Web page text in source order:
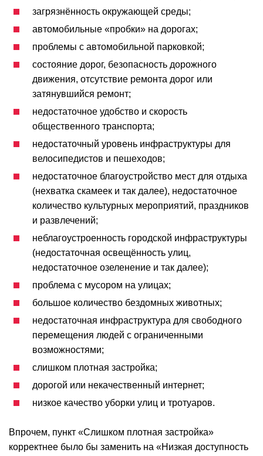
загрязнённость окружающей среды;
автомобильные «пробки» на дорогах;
проблемы с автомобильной парковкой;
состояние дорог, безопасность дорожного
движения, отсутствие ремонта дорог или
затянувшийся ремонт;
недостаточное удобство и скорость
общественного транспорта;
недостаточный уровень инфраструктуры для
велосипедистов и пешеходов;
недостаточное благоустройство мест для отдыха
(нехватка скамеек и так далее), недостаточное
количество культурных мероприятий, праздников
и развлечений;
неблагоустроенность городской инфраструктуры
(недостаточная освещённость улиц,
недостаточное озеленение и так далее);
проблема с мусором на улицах;
большое количество бездомных животных;
недостаточная инфраструктура для свободного
перемещения людей с ограниченными
возможностями;
слишком плотная застройка;
дорогой или некачественный интернет;
низкое качество уборки улиц и тротуаров.
Впрочем, пункт «Слишком плотная застройка»
корректнее было бы заменить на «Низкая доступность